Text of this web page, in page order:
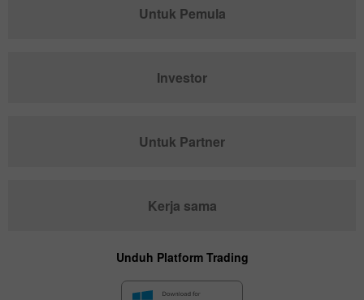
Untuk Pemula
Investor
Untuk Partner
Kerja sama
Unduh Platform Trading